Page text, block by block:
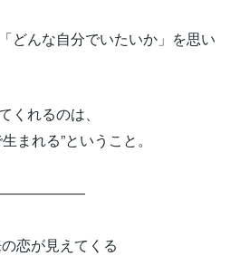
どんな自分でいたいか」を思い
くれるのは、
まれる”ということ。
恋が見えてくる